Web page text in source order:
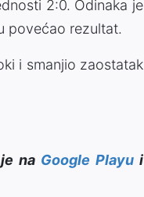
2:0. Odinaka je
povećao rezultat.
i smanjio zaostatak
na Google Playui